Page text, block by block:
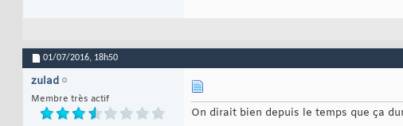
01/07/2016, 18h50
zulad
Membre très actif
On dirait bien depuis le temps que ça